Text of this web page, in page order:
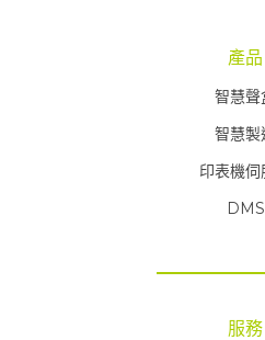
產品
智慧聲
智慧製
印表機伺
DMS
服務